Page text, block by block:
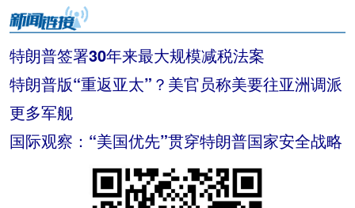
特朗普签署30年来最大规模减税法案
特朗普版“重返亚太”？美官员称美要往亚洲调派
更多军舰
国际观察：“美国优先”贯穿特朗普国家安全战略